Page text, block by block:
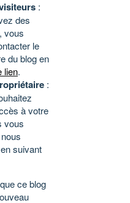
:
des
vous
le
du blog en
lien.
:
à votre
vous
suivant
ce blog